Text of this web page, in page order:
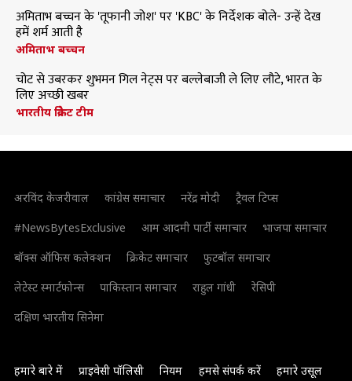
अमिताभ बच्चन के 'तूफानी जोश' पर 'KBC' के निर्देशक बोले- उन्हें देख
हमें शर्म आती है
अमिताभ बच्चन
चोट से उबरकर शुभमन गिल नेट्स पर बल्लेबाजी ले लिए लौटे, भारत के
लिए अच्छी खबर
भारतीय क्रिकेट टीम
अरविंद केजरीवाल कांग्रेस समाचार नरेंद्र मोदी
ट्रैवल टिप्स
#NewsBytesExclusive
आम आदमी पार्टी समाचार
भाजपा समाचार
बॉक्स ऑफिस कलेक्शन
क्रिकेट समाचार
फुटबॉल समाचार
लेटेस्ट स्मार्टफोन्स
पाकिस्तान समाचार राहुल गांधी
रेसिपी
दक्षिण भारतीय सिनेमा
हमारे बारे में प्राइवेसी पॉलिसी नियम हमसे संपर्क करें हमारे उसूल